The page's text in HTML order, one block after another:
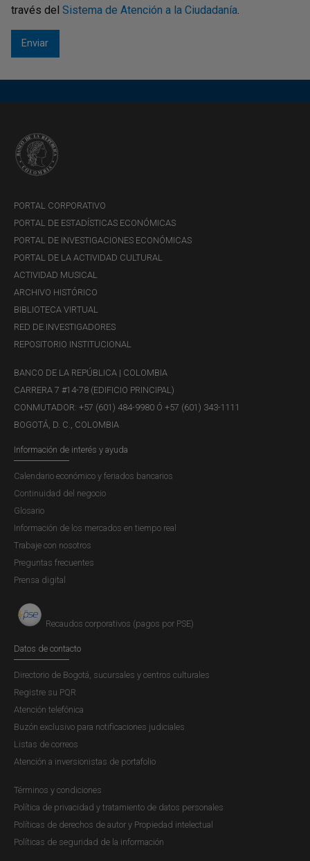
través del Sistema de Atención a la Ciudadanía.
PORTAL CORPORATIVO
PORTAL DE ESTADÍSTICAS ECONÓMICAS
PORTAL DE INVESTIGACIONES ECONÓMICAS
PORTAL DE LA ACTIVIDAD CULTURAL
ACTIVIDAD MUSICAL
ARCHIVO HISTÓRICO
BIBLIOTECA VIRTUAL
RED DE INVESTIGADORES
REPOSITORIO INSTITUCIONAL
BANCO DE LA REPÚBLICA | COLOMBIA
CARRERA 7 #14-78 (EDIFICIO PRINCIPAL)
CONMUTADOR: +57 (601) 484-9980 Ó +57 (601) 343-1111
BOGOTÁ, D. C., COLOMBIA
Información de interés y ayuda
Calendario económico y feriados bancarios
Continuidad del negocio
Glosario
Información de los mercados en tiempo real
Trabaje con nosotros
Preguntas frecuentes
Prensa digital
Recaudos corporativos (pagos por PSE)
Datos de contacto
Directorio de Bogotá, sucursales y centros culturales
Registre su PQR
Atención telefónica
Buzón exclusivo para notificaciones judiciales
Listas de correos
Atención a inversionistas de portafolio
Términos y condiciones
Política de privacidad y tratamiento de datos personales
Políticas de derechos de autor y Propiedad intelectual
Políticas de seguridad de la información